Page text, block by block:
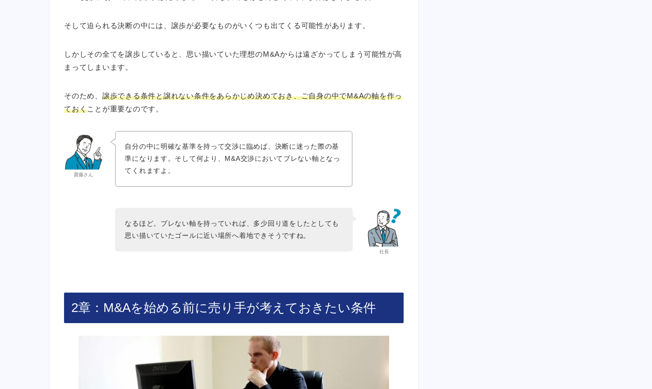
そして迫られる決断の中には、譲歩が必要なものがいくつも出てくる可能性があります。
しかしその全てを譲歩していると、思い描いていた理想のM&Aからは遠ざかってしまう可能性が高
まってしまいます。
そのため、 譲歩できる条件と譲れない条件をあらかじめ決めておき、ご自身の中でM&Aの軸を作っ
ておくことが重要なのです。
齋藤さん
自分の中に明確な基準を持って交渉に臨めば、決断に迷った際の基
準になります。そして何より、M&A交渉においてブレない軸となっ
てくれますよ。
社長
なるほど。ブレない軸を持っていれば、多少回り道をしたとしても
思い描いていたゴールに近い場所へ着地できそうですね。
2章：M&Aを始める前に売り手が考えておきたい条件